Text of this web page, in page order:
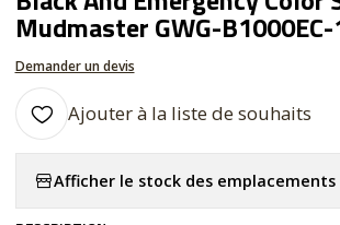
Mudmaster GWG-B1000EC-
Demander un devis
Ajouter à la liste de souhaits
Afficher le stock des emplacements